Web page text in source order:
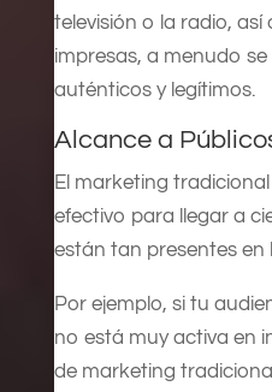
televisión o la radio, así
impresas, a menudo
auténticos y legítimos.
Alcance a
El marketing
efectivo para llegar a
están tan presentes en
Por ejemplo, si tu
no está muy activa en
de marketing